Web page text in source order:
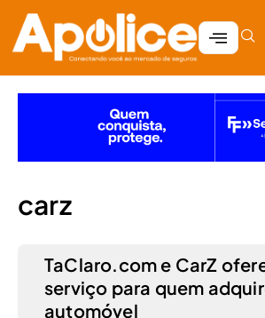
carz
TaClaro.com e CarZ
serviço para quem
automóvel